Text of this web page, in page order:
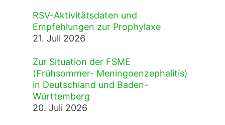
RSV-Aktivitätsdaten und
Empfehlungen zur Prophylaxe
21. Juli 2026
Zur Situation der FSME
(Frühsommer- Meningoenzephalitis)
in Deutschland und Baden-
Württemberg
20. Juli 2026